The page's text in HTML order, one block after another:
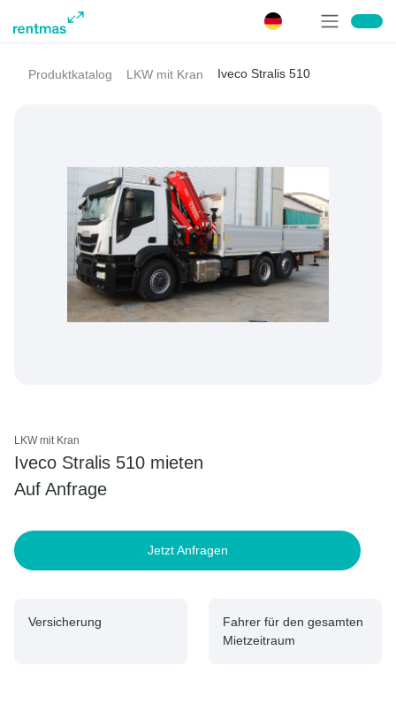
Produktkatalog LKW mit Kran Iveco Stralis 510
LKW mit Kran
Iveco Stralis 510 mieten
Auf Anfrage
Jetzt Anfragen
Versicherung
Fahrer für den gesamten
Mietzeitraum